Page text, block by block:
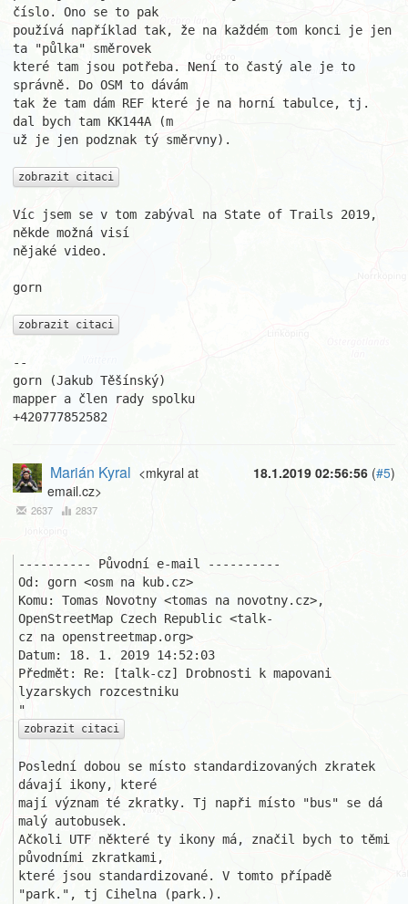
číslo. Ono se to pak
používá například tak, že na každém tom konci je jen
ta "půlka" směrovek
které tam jsou potřeba. Není to častý ale je to
správně. Do OSM to dávám
tak že tam dám REF které je na horní tabulce, tj.
dal bych tam KK144A (m
už je jen podznak tý směrvny).
zobrazit citaci
Víc jsem se v tom zabýval na State of Trails 2019,
někde možná visí
nějaké video.
gorn
zobrazit citaci
--
gorn (Jakub Těšínský)
mapper a člen rady spolku
+420777852582
18.1.2019 02:56:56 (#5)
Marián Kyral <mkyral at
email.cz>
2637 2837
---------- Původní e-mail ----------
Od: gorn <osm na kub.cz>
Komu: Tomas Novotny <tomas na novotny.cz>,
OpenStreetMap Czech Republic <talk-
cz na openstreetmap.org>
Datum: 18. 1. 2019 14:52:03
Předmět: Re: [talk-cz] Drobnosti k mapovani
lyzarskych rozcestniku
zobrazit citaci
Poslední dobou se místo standardizovaných zkratek
dávají ikony, které
mají význam té zkratky. Tj napři místo "bus" se dá
malý autobusek.
Ačkoli UTF některé ty ikony má, značil bych to těmi
původními zkratkami,
které jsou standardizované. V tomto případě
"park.", tj Cihelna (park.).